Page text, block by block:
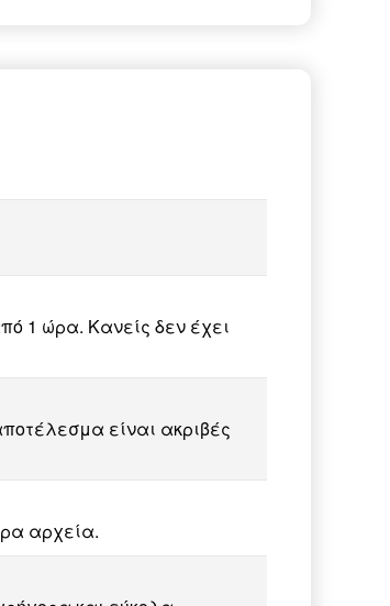
1 ώρα. Κανείς δεν έχει
είναι ακριβές
αρχεία.